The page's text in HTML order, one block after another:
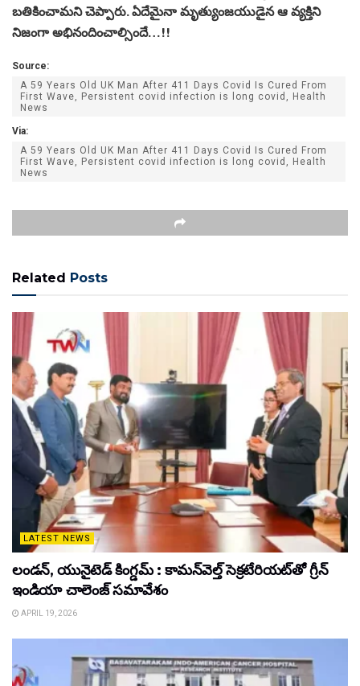
బతికించామని చెప్పారు. ఏదేమైనా మృత్యుంజయుడైన ఆ వ్యక్తిని
నిజంగా అభినందించాల్సిందే…!!
Source:
A 59 Years Old UK Man After 411 Days Covid Is Cured From
First Wave, Persistent covid infection is long covid, Health
News
Via:
A 59 Years Old UK Man After 411 Days Covid Is Cured From
First Wave, Persistent covid infection is long covid, Health
News
Related Posts
LATEST NEWS
లండన్, యునైటెడ్ కింగ్డమ్ : కామన్‌వెల్త్ సెక్రటేరియట్‌తో గ్రీన్
ఇండియా చాలెంజ్ సమావేశం
APRIL 19, 2026